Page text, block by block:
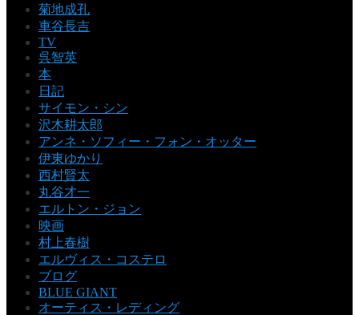
菊地成孔
車谷長吉
TV
呉智英
本
日記
サイモン・シン
沢木耕太郎
アンネ・ソフィー・フォン・オッター
伊東ゆかり
西村賢太
丸谷才一
エルトン・ジョン
映画
村上春樹
エルヴィス・コステロ
ブログ
BLUE GIANT
オーティス・レディング